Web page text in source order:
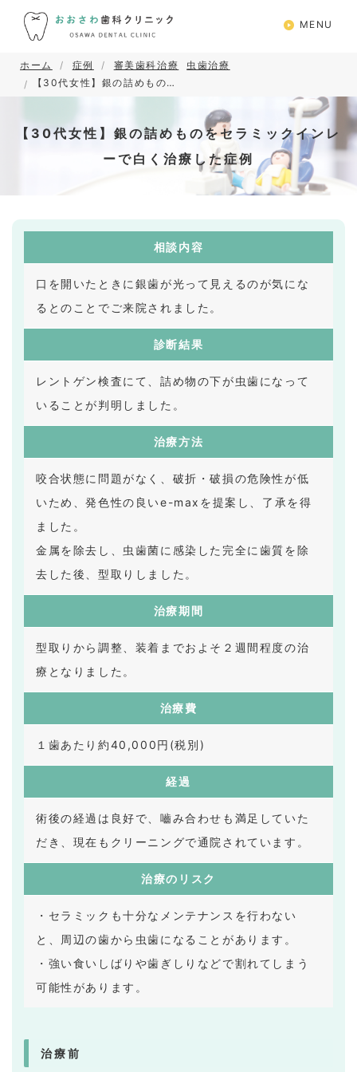
MENU
ホーム 症例 審美歯科治療
虫歯治療
【30代女性】銀の詰めものをセラミックインレーで白く治療した症例
【30代女性】銀の詰めものをセラミックインレ
ーで白く治療した症例
相談内容
口を開いたときに銀歯が光って見えるのが気にな
るとのことでご来院されました。
診断結果
レントゲン検査にて、詰め物の下が虫歯になって
いることが判明しました。
治療方法
咬合状態に問題がなく、破折・破損の危険性が低
いため、発色性の良いe-maxを提案し、了承を得
ました。
金属を除去し、虫歯菌に感染した完全に歯質を除
去した後、型取りしました。
治療期間
型取りから調整、装着までおよそ２週間程度の治
療となりました。
治療費
１歯あたり約40,000円(税別)
経過
術後の経過は良好で、嚙み合わせも満足していた
だき、現在もクリーニングで通院されています。
治療のリスク
・セラミックも十分なメンテナンスを行わない
と、周辺の歯から虫歯になることがあります。
・強い食いしばりや歯ぎしりなどで割れてしまう
可能性があります。
治療前